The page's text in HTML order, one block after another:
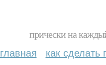
прически на
главная как сделать